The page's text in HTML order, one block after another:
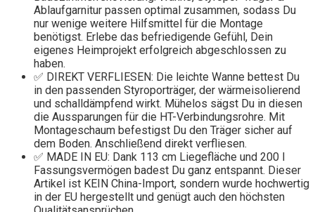
Ablaufgarnitur passen optimal zusammen, sodass Du
nur wenige weitere Hilfsmittel für die Montage
benötigst. Erlebe das befriedigende Gefühl, Dein
eigenes Heimprojekt erfolgreich abgeschlossen zu
haben.
✅ DIREKT VERFLIESEN: Die leichte Wanne bettest Du
in den passenden Styroporträger, der wärmeisolierend
und schalldämpfend wirkt. Mühelos sägst Du in diesen
die Aussparungen für die HT-Verbindungsrohre. Mit
Montageschaum befestigst Du den Träger sicher auf
dem Boden. Anschließend direkt verfliesen.
✅ MADE IN EU: Dank 113 cm Liegefläche und 200 l
Fassungsvermögen badest Du ganz entspannt. Dieser
Artikel ist KEIN China-Import, sondern wurde hochwertig
in der EU hergestellt und genügt auch den höchsten